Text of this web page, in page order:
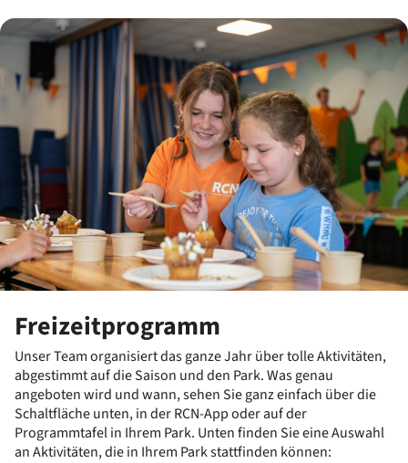
Freizeitprogramm
Unser Team organisiert das ganze Jahr über tolle Aktivitäten,
abgestimmt auf die Saison und den Park. Was genau
angeboten wird und wann, sehen Sie ganz einfach über die
Schaltfläche unten, in der RCN-App oder auf der
Programmtafel in Ihrem Park. Unten finden Sie eine Auswahl
an Aktivitäten, die in Ihrem Park stattfinden können: